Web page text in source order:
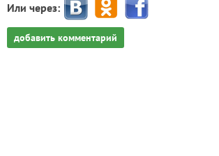
Или через:
добавить комментарий